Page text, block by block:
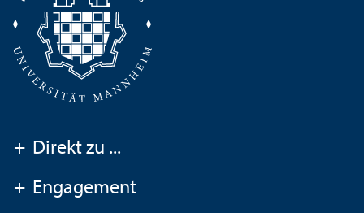
+ Direkt zu ...
+ Engagement